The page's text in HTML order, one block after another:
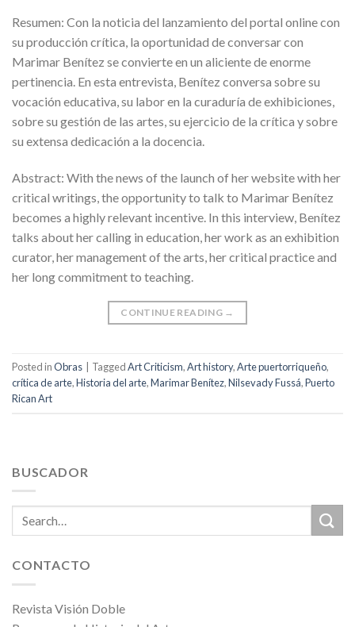
Resumen: Con la noticia del lanzamiento del portal online con
su producción crítica, la oportunidad de conversar con
Marimar Benítez se convierte en un aliciente de enorme
pertinencia. En esta entrevista, Benítez conversa sobre su
vocación educativa, su labor en la curaduría de exhibiciones,
sobre su gestión de las artes, su ejercicio de la crítica y sobre
su extensa dedicación a la docencia.
Abstract: With the news of the launch of her website with her
critical writings, the opportunity to talk to Marimar Benítez
becomes a highly relevant incentive. In this interview, Benítez
talks about her calling in education, her work as an exhibition
curator, her management of the arts, her critical practice and
her long commitment to teaching.
CONTINUE READING →
Posted inObras TaggedArt Criticism,Art history,Arte puertorriqueño,
crítica de arte,Historia del arte,Marimar Benítez,Nilsevady Fussá,Puerto
Rican Art
BUSCADOR
CONTACTO
Revista Visión Doble